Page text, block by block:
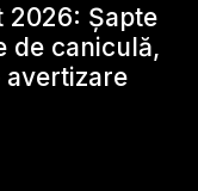
2026: Șapte
de caniculă,
avertizare